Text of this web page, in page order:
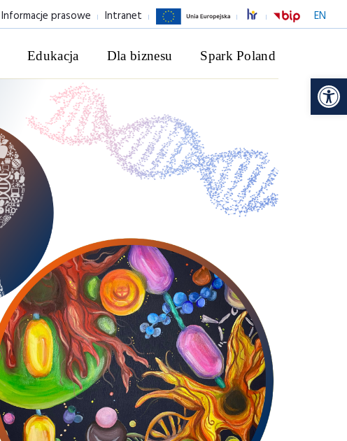
EN
Informacje prasowe Intranet
Edukacja Dla biznesu Spark Poland